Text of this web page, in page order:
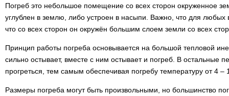
Погреб это небольшое помещение со всех сторон окруженное
углублен в землю, либо устроен в насыпи. Важно, что для любых
что со всех сторон он окружён большим слоем земли со всех
Принцип работы погреба основывается на большой тепловой
сильно остывает, вместе с ним остывает и погреб. В остальные
прогреться, тем самым обеспечивая погребу температуру от 4 –
Размеры погреба могут быть произвольными, но большинство